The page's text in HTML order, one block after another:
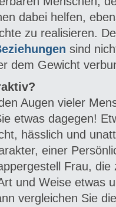
dabei helfen,
zu realisieren.
sind
dem Gewicht
Augen vieler
etwas dagegen!
hässlich und
einer
Frau, die
und Weise etwas
vergleichen Sie